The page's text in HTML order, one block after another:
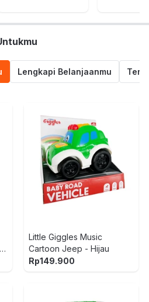
Lengkapi Belanjaanmu
Little Giggles Music
Cartoon Jeep - Hijau
Rp149.900